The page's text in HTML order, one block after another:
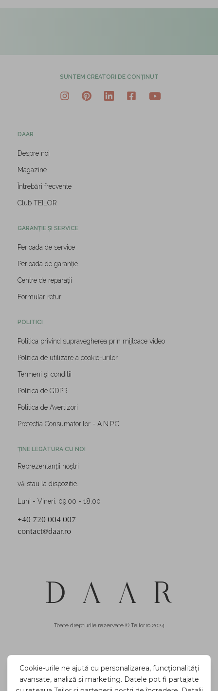
SUNTEM CREATORI DE CONȚINUT
DAAR
Despre noi
Magazine
Întrebări frecvente
Club TEILOR
GARANȚIE ȘI SERVICE
Perioada de service
Perioada de garanție
Centre de reparații
Formular retur
POLITICI
Politica privind supravegherea prin mijloace video
Politica de utilizare a cookie-urilor
Termeni și conditii
Politica de GDPR
Politica de Avertizori
Protectia Consumatorilor - A.N.P.C.
ȚINE LEGĂTURA CU NOI
Reprezentanții noștri
vă stau la dispozitie.
Luni - Vineri: 09:00 - 18:00
+40 720 004 007
contact@daar.ro
Toate drepturile rezervate © Teilor.ro 2024